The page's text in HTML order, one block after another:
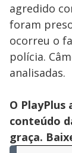
agredido
foram
ocorreu o
polícia.
analisadas.
O PlayPlus
conteúdo
graça.